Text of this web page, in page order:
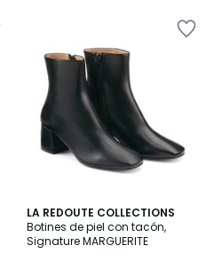
LA REDOUTE COLLECTIONS
Botines de piel con tacón,
Signature MARGUERITE
4,4
/ 5